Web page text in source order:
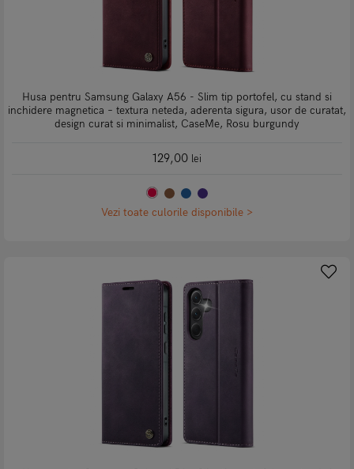
Husa pentru Samsung Galaxy A56 - Slim tip portofel, cu stand si
inchidere magnetica – textura neteda, aderenta sigura, usor de curatat,
design curat si minimalist, CaseMe, Rosu burgundy
129,00 lei
Vezi toate culorile disponibile >